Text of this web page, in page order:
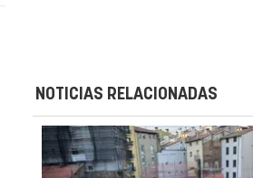
NOTICIAS RELACIONADAS